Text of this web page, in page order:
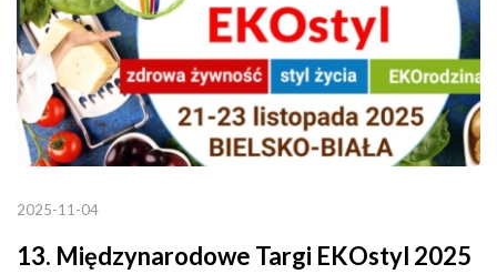
2025-11-04
13. Międzynarodowe Targi EKOstyl 2025